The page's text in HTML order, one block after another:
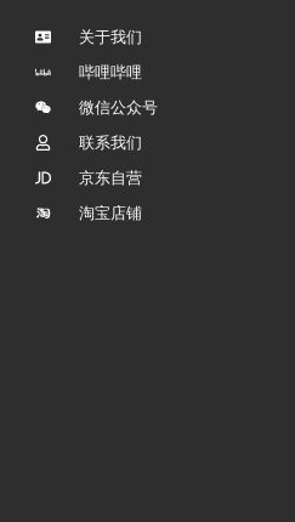
关于我们
哔哩哔哩
微信公众号
联系我们
京东自营
淘宝店铺